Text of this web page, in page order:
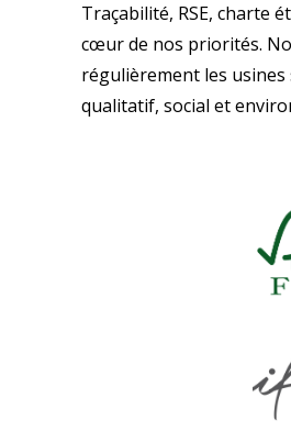
Traçabilité, RSE, charte
cœur de nos priorités.
régulièrement les usines
qualitatif, social et